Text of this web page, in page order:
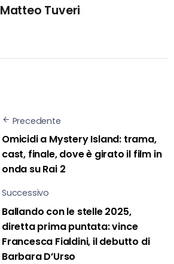
Matteo Tuveri
Precedente
Omicidi a Mystery Island: trama,
cast, finale, dove è girato il film in
onda su Rai 2
Successivo
Ballando con le stelle 2025,
diretta prima puntata: vince
Francesca Fialdini, il debutto di
Barbara D’Urso